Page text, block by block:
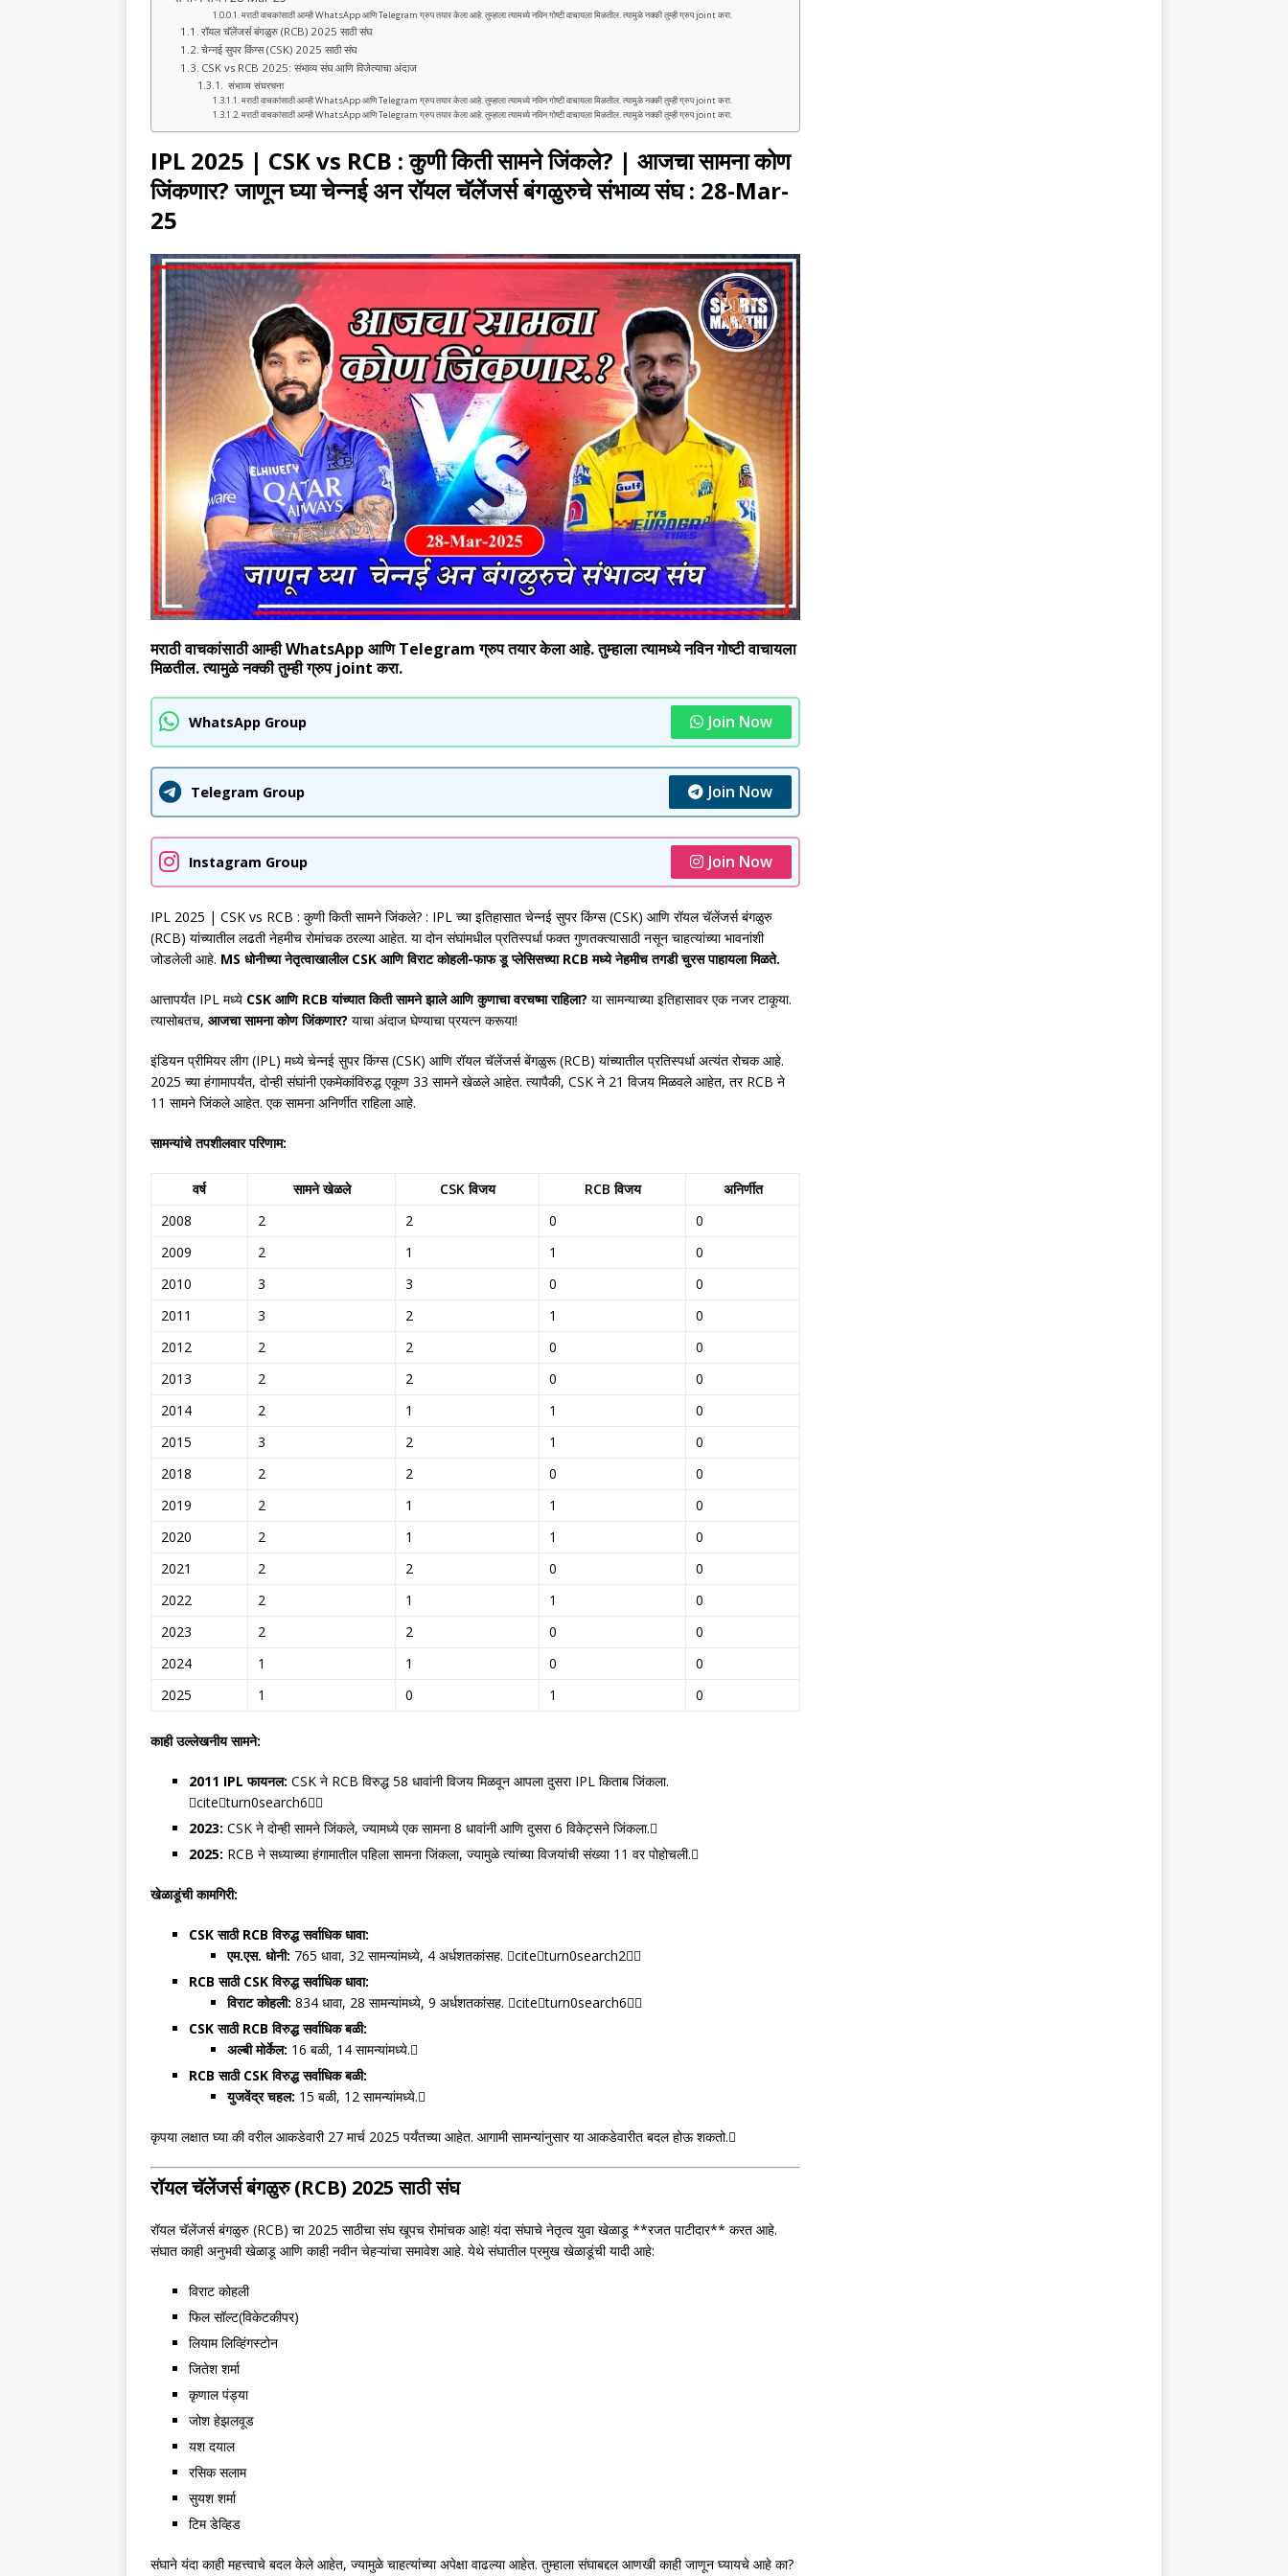
b
o
o
A
p
p
ra
m
मराठी वाचकांसाठी आम्ही WhatsApp आणि Telegram ग्रुप तयार केला आहे. तुम्हाला त्यामध्ये नविन गोष्टी वाचायला मिळतील. त्यामुळे नक्की तुम्ही ग्रुप joint करा.
रॉयल चॅलेंजर्स बंगळुरु (RCB) 2025 साठी संघ
चेन्नई सुपर किंग्स (CSK) 2025 साठी संघ
CSK vs RCB 2025: संभाव्य संघ आणि विजेत्याचा अंदाज
संभाव्य संघरचना
मराठी वाचकांसाठी आम्ही WhatsApp आणि Telegram ग्रुप तयार केला आहे. तुम्हाला त्यामध्ये नविन गोष्टी वाचायला मिळतील. त्यामुळे नक्की तुम्ही ग्रुप joint करा.
मराठी वाचकांसाठी आम्ही WhatsApp आणि Telegram ग्रुप तयार केला आहे. तुम्हाला त्यामध्ये नविन गोष्टी वाचायला मिळतील. त्यामुळे नक्की तुम्ही ग्रुप joint करा.
IPL 2025 | CSK vs RCB : कुणी किती सामने जिंकले? | आजचा सामना कोण
जिंकणार? जाणून घ्या चेन्नई अन रॉयल चॅलेंजर्स बंगळुरुचे संभाव्य संघ : 28-Mar-
25
मराठी वाचकांसाठी आम्ही WhatsApp आणि Telegram ग्रुप तयार केला आहे. तुम्हाला त्यामध्ये नविन गोष्टी वाचायला
मिळतील. त्यामुळे नक्की तुम्ही ग्रुप joint करा.
WhatsApp Group Join Now
Telegram Group Join Now
Instagram Group Join Now
IPL 2025 | CSK vs RCB : कुणी किती सामने जिंकले? : IPL च्या इतिहासात चेन्नई सुपर किंग्स (CSK) आणि रॉयल चॅलेंजर्स बंगळुरु
(RCB) यांच्यातील लढती नेहमीच रोमांचक ठरल्या आहेत. या दोन संघांमधील प्रतिस्पर्धा फक्त गुणतक्त्यासाठी नसून चाहत्यांच्या भावनांशी
जोडलेली आहे. MS धोनीच्या नेतृत्वाखालील CSK आणि विराट कोहली-फाफ डू प्लेसिसच्या RCB मध्ये नेहमीच तगडी चुरस पाहायला मिळते.
आत्तापर्यंत IPL मध्ये CSK आणि RCB यांच्यात किती सामने झाले आणि कुणाचा वरचष्मा राहिला? या सामन्याच्या इतिहासावर एक नजर टाकूया.
त्यासोबतच, आजचा सामना कोण जिंकणार? याचा अंदाज घेण्याचा प्रयत्न करूया!
इंडियन प्रीमियर लीग (IPL) मध्ये चेन्नई सुपर किंग्स (CSK) आणि रॉयल चॅलेंजर्स बेंगळुरू (RCB) यांच्यातील प्रतिस्पर्धा अत्यंत रोचक आहे.
2025 च्या हंगामापर्यंत, दोन्ही संघांनी एकमेकांविरुद्ध एकूण 33 सामने खेळले आहेत. त्यापैकी, CSK ने 21 विजय मिळवले आहेत, तर RCB ने
11 सामने जिंकले आहेत. एक सामना अनिर्णीत राहिला आहे.
सामन्यांचे तपशीलवार परिणाम:
वर्ष सामने खेळले CSK विजय RCB विजय
अनिर्णीत
2008
2 2 0
0
2009
2 1 1
0
2010
3 3 0
0
2011
3 2 1
0
2012
2 2 0
0
2013
2 2 0
0
2014
2 1 1
0
2015
3 2 1
0
2018
2 2 0
0
2019
2 1 1
0
2020
2 1 1
0
2021
2 2 0
0
2022
2 1 1
0
2023
2 2 0
0
2024
1 1 0
0
2025
1 0 1 0
काही उल्लेखनीय सामने:
2011 IPL फायनल: CSK ने RCB विरुद्ध 58 धावांनी विजय मिळवून आपला दुसरा IPL किताब जिंकला.
citeturn0search6
2023: CSK ने दोन्ही सामने जिंकले, ज्यामध्ये एक सामना 8 धावांनी आणि दुसरा 6 विकेट्सने जिंकला.
2025: RCB ने सध्याच्या हंगामातील पहिला सामना जिंकला, ज्यामुळे त्यांच्या विजयांची संख्या 11 वर पोहोचली.
खेळाडूंची कामगिरी:
CSK साठी RCB विरुद्ध सर्वाधिक धावा:
एम.एस. धोनी: 765 धावा, 32 सामन्यांमध्ये, 4 अर्धशतकांसह. citeturn0search2
RCB साठी CSK विरुद्ध सर्वाधिक धावा:
विराट कोहली: 834 धावा, 28 सामन्यांमध्ये, 9 अर्धशतकांसह. citeturn0search6
CSK साठी RCB विरुद्ध सर्वाधिक बळी:
अल्बी मोर्केल: 16 बळी, 14 सामन्यांमध्ये.
RCB साठी CSK विरुद्ध सर्वाधिक बळी:
युजवेंद्र चहल: 15 बळी, 12 सामन्यांमध्ये.
कृपया लक्षात घ्या की वरील आकडेवारी 27 मार्च 2025 पर्यंतच्या आहेत. आगामी सामन्यांनुसार या आकडेवारीत बदल होऊ शकतो.
रॉयल चॅलेंजर्स बंगळुरु (RCB) 2025 साठी संघ
रॉयल चॅलेंजर्स बंगळुरु (RCB) चा 2025 साठीचा संघ खूपच रोमांचक आहे! यंदा संघाचे नेतृत्व युवा खेळाडू **रजत पाटीदार** करत आहे.
संघात काही अनुभवी खेळाडू आणि काही नवीन चेहऱ्यांचा समावेश आहे. येथे संघातील प्रमुख खेळाडूंची यादी आहे:
विराट कोहली
फिल सॉल्ट(विकेटकीपर)
लियाम लिव्हिंगस्टोन
जितेश शर्मा
कृणाल पंड्या
जोश हेझलवूड
यश दयाल
रसिक सलाम
सुयश शर्मा
टिम डेव्हिड
संघाने यंदा काही महत्त्वाचे बदल केले आहेत, ज्यामुळे चाहत्यांच्या अपेक्षा वाढल्या आहेत. तुम्हाला संघाबद्दल आणखी काही जाणून घ्यायचे आहे का?